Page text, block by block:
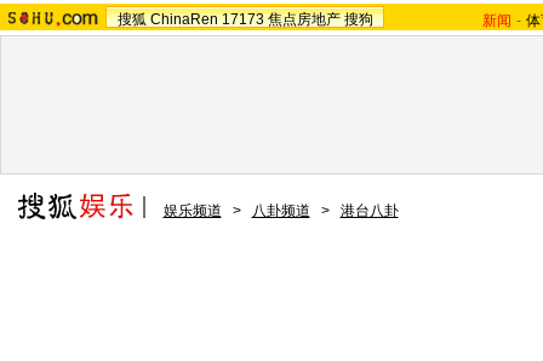
搜狐 ChinaRen 17173 焦点房地产 搜狗 新闻 -
娱乐频道 > 八卦频道 > 港台八卦